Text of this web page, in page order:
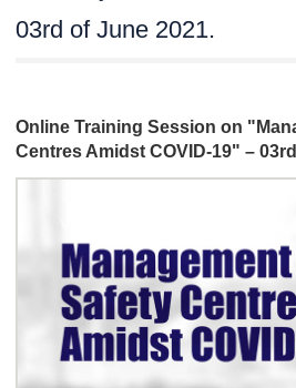
03rd of June 2021.
Online Training Session on
Centres Amidst COVID-19" –